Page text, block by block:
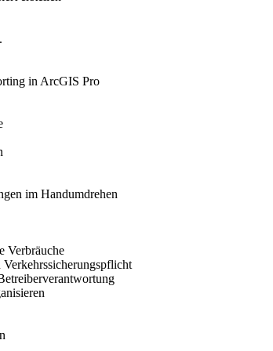
in ArcGIS Pro
im Handumdrehen
Verbräuche